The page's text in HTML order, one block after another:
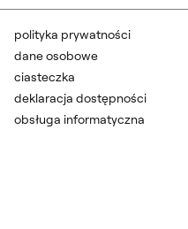
polityka prywatności
dane osobowe
ciasteczka
deklaracja dostępności
obsługa informatyczna